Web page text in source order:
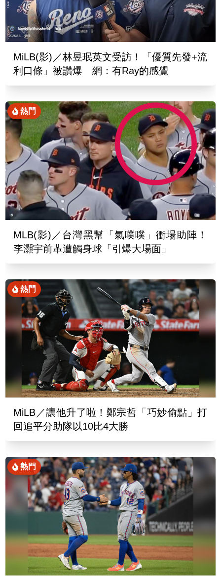
MiLB(影)／林昱珉英文受訪！「優質先發+流
利口條」被讚爆 網：有Ray的感覺
熱門
MLB(影)／台灣黑幫「氣噗噗」衝場助陣！
李灝宇前輩遭觸身球「引爆大場面」
熱門
MiLB／讓他升了啦！鄭宗哲「巧妙偷點」打
回追平分助隊以10比4大勝
熱門